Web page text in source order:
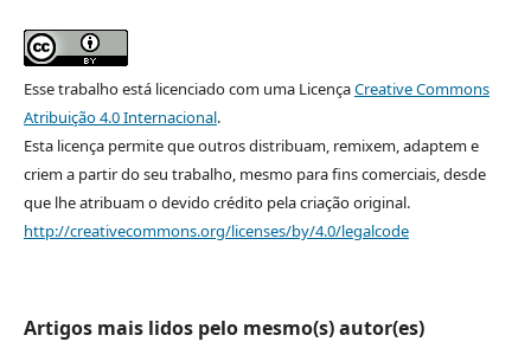
Esse trabalho está licenciado com uma LicençaCreative Commons
Atribuição 4.0 Internacional.
Esta licença permite que outros distribuam, remixem, adaptem e
criem a partir do seu trabalho, mesmo para fins comerciais, desde
que lhe atribuam o devido crédito pela criação original.
http://creativecommons.org/licenses/by/4.0/legalcode
Artigos mais lidos pelo mesmo(s) autor(es)